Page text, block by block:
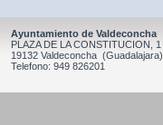
Ayuntamiento de Valdeconcha
PLAZA DE LA CONSTITUCION, 1
19132 Valdeconcha (Guadalajara)
Telefono: 949 826201